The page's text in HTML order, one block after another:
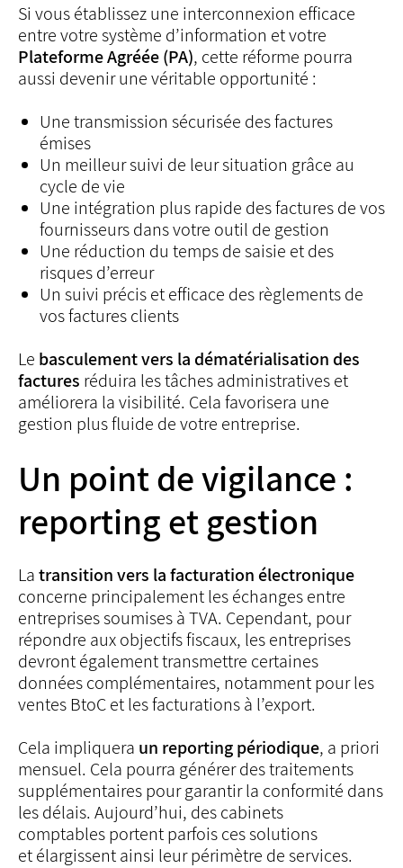
Si vous établissez une interconnexion efficace
entre votre système d’information et votre
Plateforme Agréée (PA), cette réforme pourra
aussi devenir une véritable opportunité :
Une transmission sécurisée des factures
émises
Un meilleur suivi de leur situation grâce au
cycle de vie
Une intégration plus rapide des factures de vos
fournisseurs dans votre outil de gestion
Une réduction du temps de saisie et des
risques d’erreur
Un suivi précis et efficace des règlements de
vos factures clients
Le basculement vers la dématérialisation des
factures réduira les tâches administratives et
améliorera la visibilité. Cela favorisera une
gestion plus fluide de votre entreprise.
Un point de vigilance :
reporting et gestion
Latransition vers la facturation électronique
concerne principalement les échanges entre
entreprises soumises à TVA. Cependant, pour
répondre aux objectifs fiscaux, les entreprises
devront également transmettre certaines
données complémentaires, notamment pour les
ventes BtoC et les facturations à l’export.
Cela impliquera un reporting périodique, a priori
mensuel. Cela pourra générer des traitements
supplémentaires pour garantir la conformité dans
les délais. Aujourd’hui, des cabinets
comptables portent parfois ces solutions
et élargissent ainsi leur périmètre de services.